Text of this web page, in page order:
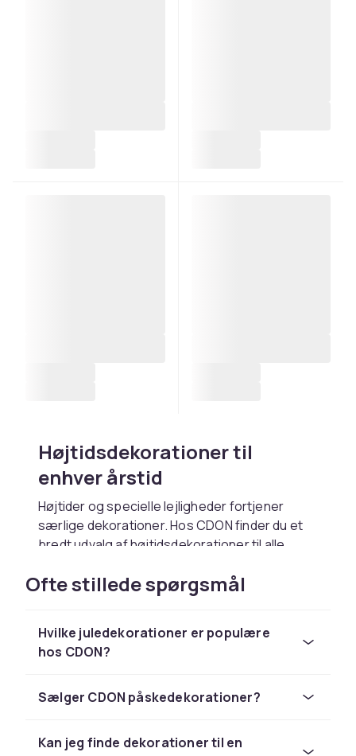
Højtidsdekorationer til
enhver årstid
Højtider og specielle lejligheder fortjener
særlige dekorationer. Hos CDON finder du et
bredt udvalg af højtidsdekorationer til alle
pynt til påskens farverige dekorationer og
sommerens festlige arrangementer.
Juledekorationer og advent
stemning. Vi tilbyder julestjerner, kranse,
hyggelig og festlig juleatmosfære i hjemmet
Ofte stillede spørgsmål
Hvilke juledekorationer er populære
hos CDON?
Sælger CDON påskedekorationer?
Kan jeg finde dekorationer til en